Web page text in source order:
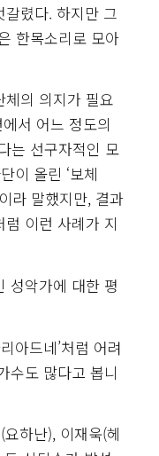
렸다. 하지만 그
한목소리로 모아
의 의지가 필요
서 어느 정도의
는 선구자적인 모
이 올린 ‘보체
라 말했지만, 결과
이런 사례가 지
성악가에 대한 평
아드네’처럼 어려
수도 많다고 봅니
하난), 이재욱(헤